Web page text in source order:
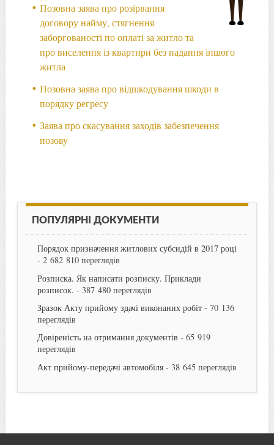
Позовна заява про розірвання
договору найму, стягнення
заборгованості по оплаті за житло та
про виселення із квартири без надання іншого
житла
Позовна заява про відшкодування шкоди в
порядку регресу
Заява про скасування заходів забезпечення
позову
ПОПУЛЯРНІ ДОКУМЕНТИ
Порядок призначення житлових субсидій в 2017 році
- 2 682 810 переглядів
Розписка. Як написати розписку. Приклади
розписок. - 387 480 переглядів
Зразок Акту прийому здачі виконаних робіт- 70 136
переглядів
Довіреність на отримання документів - 65 919
переглядів
Акт прийому-передачі автомобіля- 38 645 переглядів